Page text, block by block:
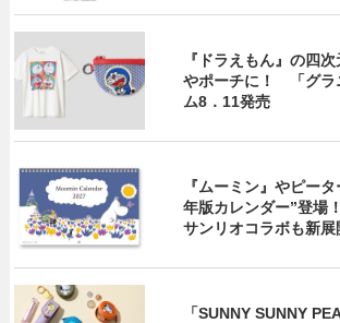
『ドラえもん』の四
やポーチに！ 「グラ
ム8．11発売
『ムーミン』やピー
年版カレンダー”登
サンリオコラボも新展
「SUNNY SUNNY